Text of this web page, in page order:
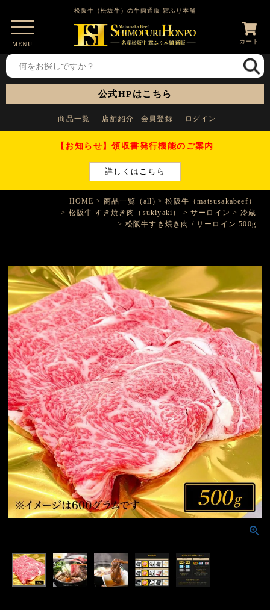
松阪牛（松坂牛）の牛肉通販 霜ふり本舗
カート
MENU
公式HPはこちら
商品一覧 店舗紹介 会員登録 ログイン
【お知らせ】領収書発行機能のご案内
詳しくはこちら
HOME 商品一覧（all)
松阪牛（matsusakabeef）
松阪牛 すき焼き肉（sukiyaki）
サーロイン
冷蔵
松阪牛すき焼き肉 / サーロイン 500g